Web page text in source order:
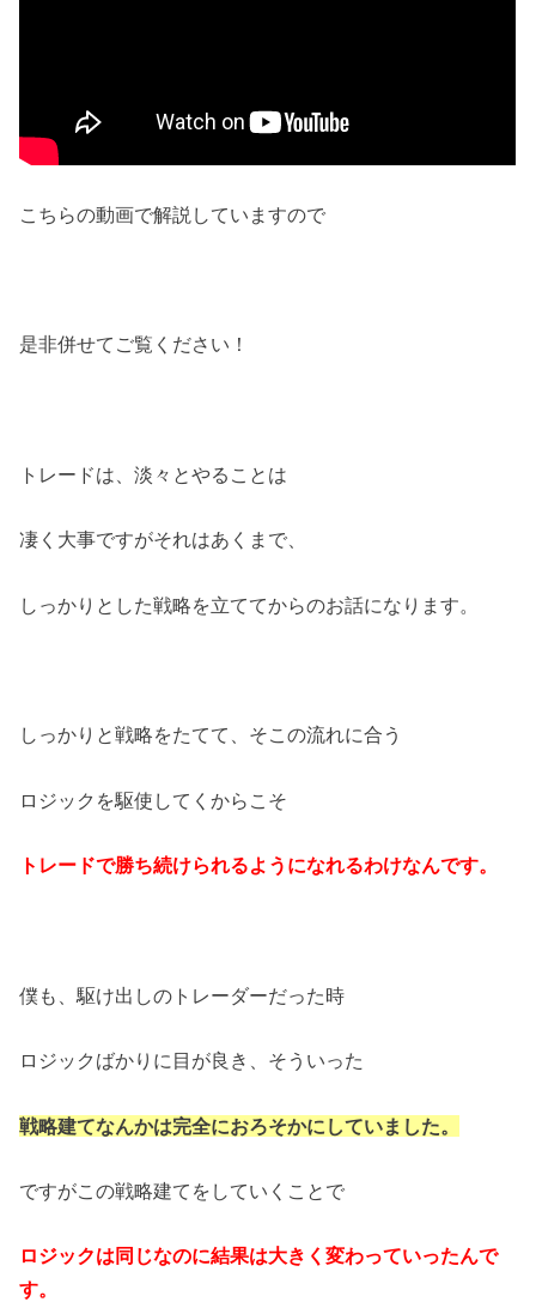
こちらの動画で解説していますので
是非併せてご覧ください！
トレードは、淡々とやることは
凄く大事ですがそれはあくまで、
しっかりとした戦略を立ててからのお話になります。
しっかりと戦略をたてて、そこの流れに合う
ロジックを駆使してくからこそ
トレードで勝ち続けられるようになれるわけなんです。
僕も、駆け出しのトレーダーだった時
ロジックばかりに目が良き、そういった
戦略建てなんかは完全におろそかにしていました。
ですがこの戦略建てをしていくことで
ロジックは同じなのに結果は大きく変わっていったんで
す。